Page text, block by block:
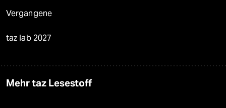
Vergangene
taz lab 2027
Mehr taz Lesestoff